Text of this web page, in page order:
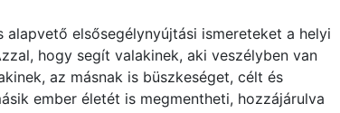
alapvető elsősegélynyújtási ismereteket a helyi
hogy segít valakinek, aki veszélyben van
az másnak is büszkeséget, célt és
ember életét is megmentheti, hozzájárulva